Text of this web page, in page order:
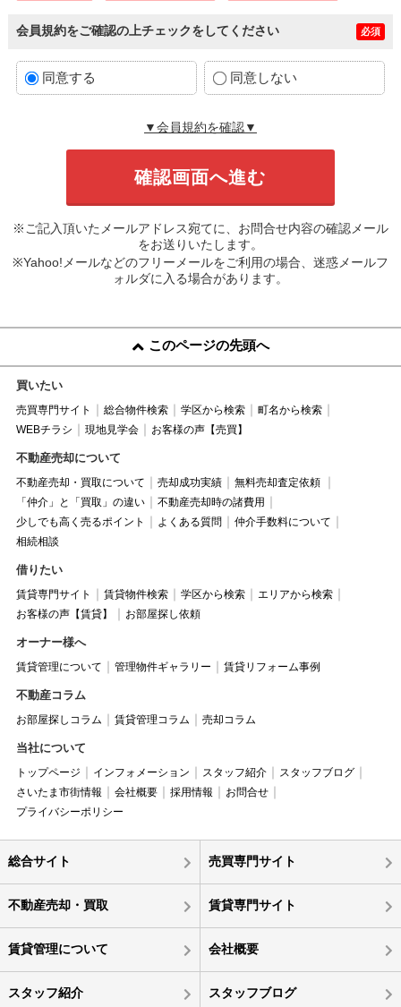
会員規約をご確認の上チェックをしてください 必須
同意する 同意しない
▼会員規約を確認▼
※ご記入頂いたメールアドレス宛てに、お問合せ内容の確認メール
をお送りいたします。
※Yahoo!メールなどのフリーメールをご利用の場合、迷惑メールフ
ォルダに入る場合があります。
このページの先頭へ
買いたい
売買専門サイト 総合物件検索 学区から検索
町名から検索
WEBチラシ
現地見学会 お客様の声【売買】
不動産売却について
不動産売却・買取について 売却成功実績
無料売却査定依頼
「仲介」と「買取」の違い
不動産売却時の諸費用
少しでも高く売るポイント
よくある質問
仲介手数料について
相続相談
借りたい
賃貸専門サイト 賃貸物件検索 学区から検索
エリアから検索
お客様の声【賃貸】
お部屋探し依頼
オーナー様へ
賃貸管理について 管理物件ギャラリー 賃貸リフォーム事例
不動産コラム
お部屋探しコラム 賃貸管理コラム 売却コラム
当社について
トップページ インフォメーション スタッフ紹介
スタッフブログ
さいたま市街情報
会社概要 採用情報
お問合せ
プライバシーポリシー
総合サイト 売買専門サイト
不動産売却・買取 賃貸専門サイト
賃貸管理について 会社概要
スタッフ紹介 スタッフブログ